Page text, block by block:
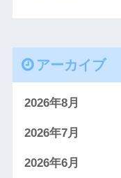
アーカイブ
2026年8月
2026年7月
2026年6月